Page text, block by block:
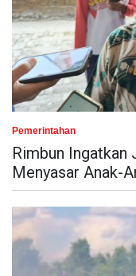
Pemerintahan
Rimbun
Menyasar Anak-